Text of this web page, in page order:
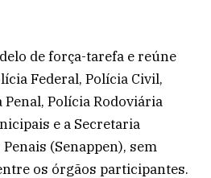
de força-tarefa e reúne
Federal, Polícia Civil,
Polícia Rodoviária
e a Secretaria
(Senappen), sem
os órgãos participantes.